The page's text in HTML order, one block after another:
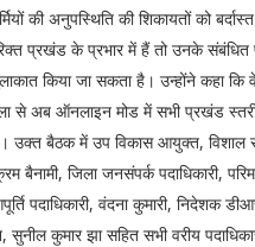
की अनुपस्थिति की शिकायतों को
प्रखंड के प्रभार में हैं तो उनके संबंधित
किया जा सकता है। उन्होंने कहा कि वे
से अब ऑनलाइन मोड में सभी प्रखंड
उक्त बैठक में उप विकास आयुक्त,
बैनामी, जिला जनसंपर्क पदाधिकारी,
पदाधिकारी, वंदना कुमारी, निदेशक
सुनील कुमार झा सहित सभी वरीय